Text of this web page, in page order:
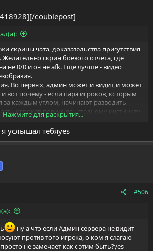
doublepost]
скрины чата, доказательства присутствия
Желательно скрин боевого отчета, где
не 0/0 и он не afk. Еще лучше - видео
Во первых, админ может и видит, и может
вот почему - если пара игроков, которым
за каждым углом, начинают разводить
игроков повинуясь стадному инстинкту
- им без разницы читер или нет, просто за
раз подобное наблюдала в
когда пытались отправить в бан
игрока с более-менее прямыми руками).
хочет понаблюдать за
или подождать роста показателей у
В третьих, админ может именно в тот
на какое то время. А может просто не
комментарии присутствующего
Нажмите для раскрытия...
услышал тебяyes
#506
ну а что если Админ сервера не видит
против того игрока, о ком я слагаю
не замечает как с этим быть?yes